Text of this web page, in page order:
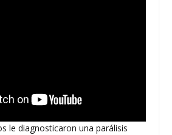
le diagnosticaron una parálisis